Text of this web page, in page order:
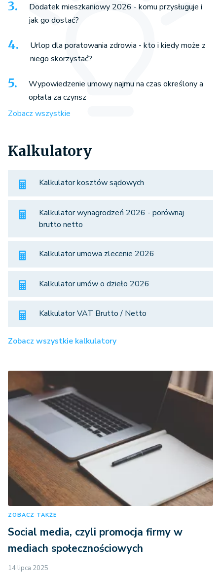
Dodatek mieszkaniowy 2026 - komu przysługuje i
jak go dostać?
Urlop dla poratowania zdrowia - kto i kiedy może z
niego skorzystać?
Wypowiedzenie umowy najmu na czas określony a
opłata za czynsz
Zobacz wszystkie
Kalkulatory
Kalkulator kosztów sądowych
Kalkulator wynagrodzeń 2026 - porównaj
brutto netto
Kalkulator umowa zlecenie 2026
Kalkulator umów o dzieło 2026
Kalkulator VAT Brutto / Netto
Zobacz wszystkie kalkulatory
ZOBACZ TAKŻE
Social media, czyli promocja firmy w
mediach społecznościowych
14 lipca 2025